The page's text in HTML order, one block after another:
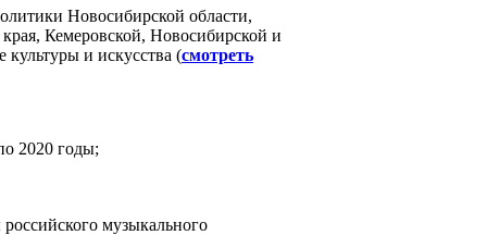
Новосибирской области,
Кемеровской, Новосибирской и
культуры и искусства (смотреть
2020 годы;
музыкального